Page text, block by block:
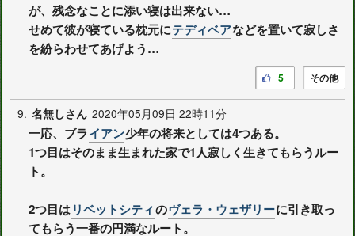
が、残念なことに添い寝は出来ない…
せめて彼が寝ている枕元にテディベアなどを置いて寂しさ
を紛らわせてあげよう…
その他
5
9. 名無しさん 2020年05月09日 22時11分
一応、ブライアン少年の将来としては4つある。
1つ目はそのまま生まれた家で1人寂しく生きてもらうルー
ト。
2つ目はリベットシティのヴェラ・ウェザリーに引き取っ
てもらう一番の円満なルート。